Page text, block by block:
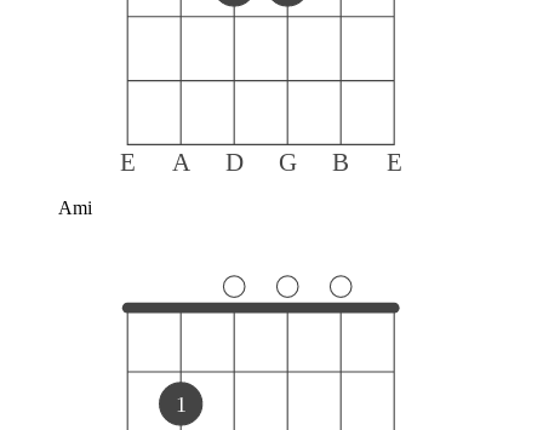
E A D G B E
Ami
1